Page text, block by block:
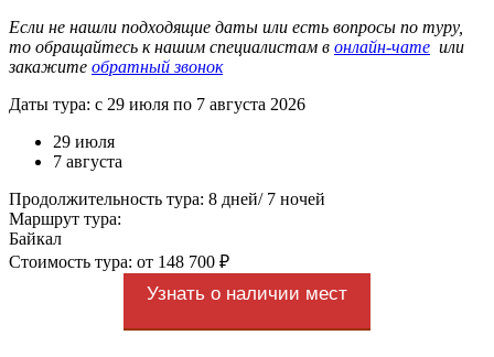
Если не нашли подходящие даты или есть вопросы по туру,
то обращайтесь к нашим специалистам в онлайн-чате или
закажите обратный звонок
Даты тура: с 29 июля по 7 августа 2026
29 июля
7 августа
Продолжительность тура: 8 дней/ 7 ночей
Маршрут тура:
Байкал
Стоимость тура: от 148 700 ₽
Узнать о наличии мест